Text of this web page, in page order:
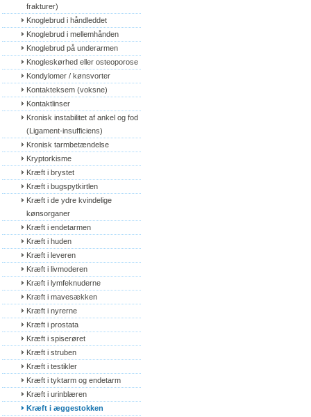
frakturer)
Knoglebrud i håndleddet
Knoglebrud i mellemhånden
Knoglebrud på underarmen
Knogleskørhed eller osteoporose
Kondylomer / kønsvorter
Kontakteksem (voksne)
Kontaktlinser
Kronisk instabilitet af ankel og fod
(Ligament-insufficiens)
Kronisk tarmbetændelse
Kryptorkisme
Kræft i brystet
Kræft i bugspytkirtlen
Kræft i de ydre kvindelige
kønsorganer
Kræft i endetarmen
Kræft i huden
Kræft i leveren
Kræft i livmoderen
Kræft i lymfeknuderne
Kræft i mavesækken
Kræft i nyrerne
Kræft i prostata
Kræft i spiserøret
Kræft i struben
Kræft i testikler
Kræft i tyktarm og endetarm
Kræft i urinblæren
Kræft i æggestokken